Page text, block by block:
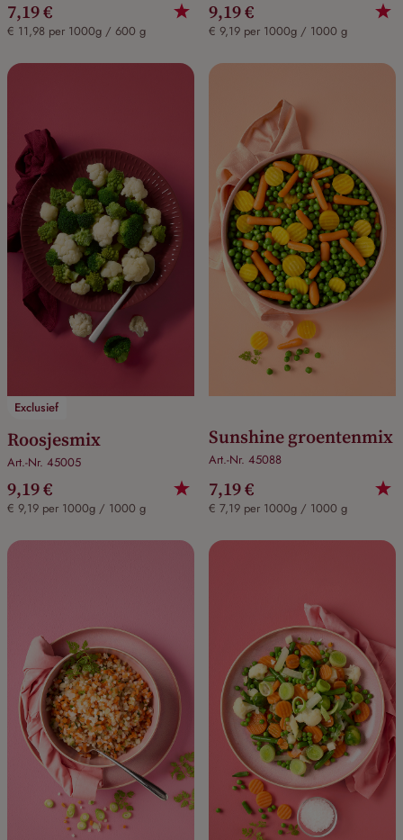
7,19 €
€ 11,98 per 1000g / 600 g
9,19 €
€ 9,19 per 1000g / 1000 g
Exclusief
Roosjesmix
Art.-Nr. 45005
9,19 €
€ 9,19 per 1000g / 1000 g
Sunshine groentenmix
Art.-Nr. 45088
7,19 €
€ 7,19 per 1000g / 1000 g